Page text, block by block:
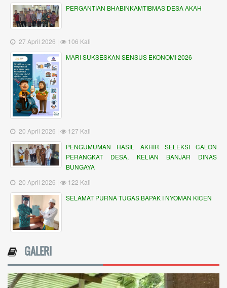
PERGANTIAN BHABINKAMTIBMAS DESA AKAH
27 April 2026 |
106 Kali
MARI SUKSESKAN SENSUS EKONOMI 2026
20 April 2026 |
127 Kali
PENGUMUMAN HASIL AKHIR SELEKSI CALON
PERANGKAT DESA, KELIAN BANJAR DINAS
BUNGAYA
20 April 2026 |
122 Kali
SELAMAT PURNA TUGAS BAPAK I NYOMAN KICEN
GALERI